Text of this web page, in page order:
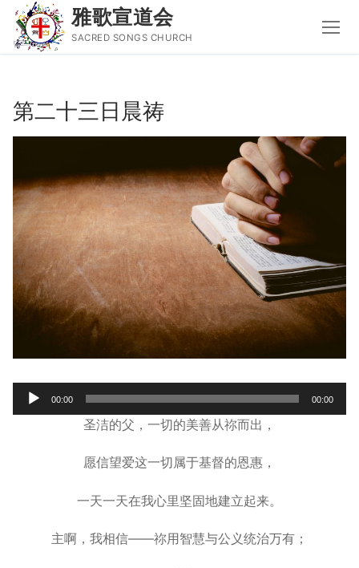
content
雅歌宣道会
SACRED SONGS CHURCH
Search
主页
主日讲道
圣经导读新唱
属灵书籍
宣教事工
神学研究
第二十三日晨祷
Audio
Player
00:00 00:00
圣洁的父，一切的美善从祢而出，
愿信望爱这一切属于基督的恩惠，
一天一天在我心里坚固地建立起来。
主啊，我相信——祢用智慧与公义统治万有；